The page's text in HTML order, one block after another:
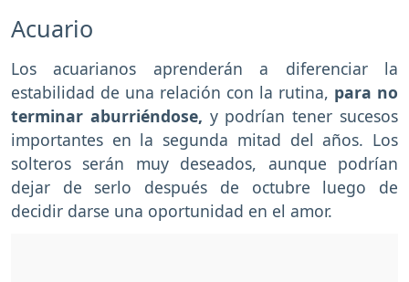
Acuario
Los acuarianos aprenderán a diferenciar la
estabilidad de una relación con la rutina, para no
terminar aburriéndose, y podrían tener sucesos
importantes en la segunda mitad del años. Los
solteros serán muy deseados, aunque podrían
dejar de serlo después de octubre luego de
decidir darse una oportunidad en el amor.